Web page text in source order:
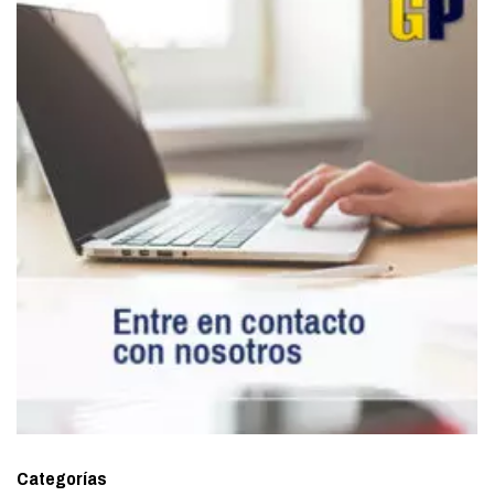
Categorías